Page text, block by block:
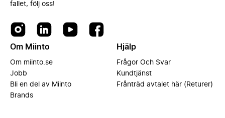
fallet, följ oss!
Om Miinto
Om miinto.se
Jobb
Bli en del av Miinto
Brands
Hjälp
Frågor Och Svar
Kundtjänst
Frånträd avtalet här (Returer)